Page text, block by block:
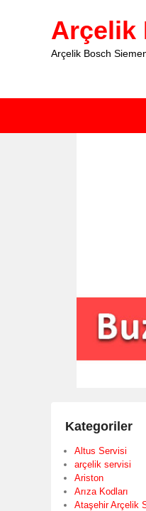
Arçelik
Arçelik Bosch
Kategoriler
Altus Servisi
arçelik servisi
Ariston
Arıza Kodları
Ataşehir Arçelik